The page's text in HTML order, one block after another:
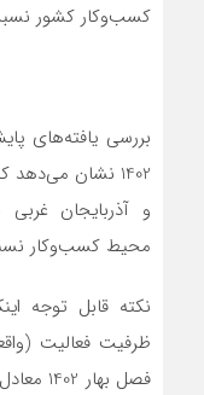
کسب‌وکار کشور نسبت
بررسی یافته‌های
1402 نشان
و آذربایجان
محیط کسب‌وکار
نکته قابل توجه
ظرفیت فعالیت